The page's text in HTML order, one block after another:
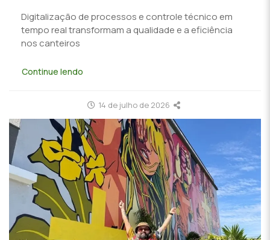
Digitalização de processos e controle técnico em
tempo real transformam a qualidade e a eficiência
nos canteiros
Continue lendo
14 de julho de 2026